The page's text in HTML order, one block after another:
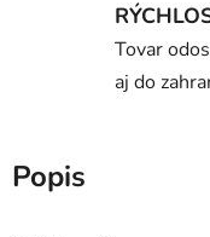
Tovar
aj do
Popis